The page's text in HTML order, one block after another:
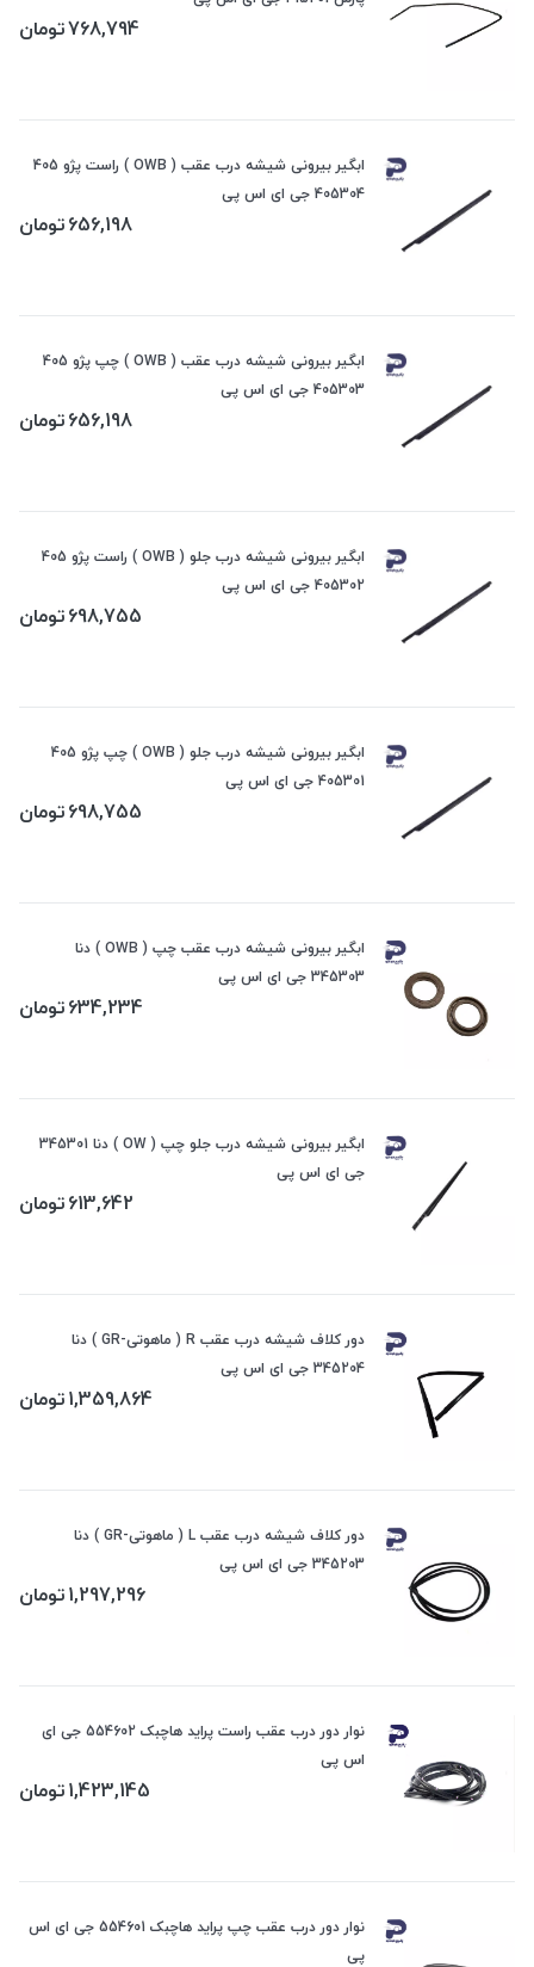
768,794تومان
ابگیر بیرونی شیشه درب عقب ( OWB ) راست پژو 405
405304 جی ای اس پی
656,198تومان
ابگیر بیرونی شیشه درب عقب ( OWB ) چپ پژو 405
405303 جی ای اس پی
656,198تومان
ابگیر بیرونی شیشه درب جلو ( OWB ) راست پژو 405
405302 جی ای اس پی
698,755تومان
ابگیر بیرونی شیشه درب جلو ( OWB ) چپ پژو 405
405301 جی ای اس پی
698,755تومان
ابگیر بیرونی شیشه درب عقب چپ ( OWB ) دنا
345303 جی ای اس پی
634,234تومان
ابگیر بیرونی شیشه درب جلو چپ ( OW ) دنا 345301
جی ای اس پی
613,642تومان
دور کلاف شیشه درب عقب R ( ماهوتی-GR ) دنا
345204 جی ای اس پی
1,359,864تومان
دور کلاف شیشه درب عقب L ( ماهوتی-GR ) دنا
345203 جی ای اس پی
1,297,296تومان
نوار دور درب عقب راست پراید هاچبک 554602 جی ای
اس پی
1,423,145تومان
نوار دور درب عقب چپ پراید هاچبک 554601 جی ای اس
پی